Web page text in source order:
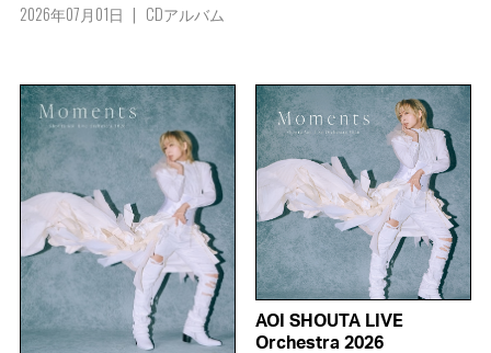
2026年07月01日 CDアルバム
AOI SHOUTA LIVE
Orchestra 2026